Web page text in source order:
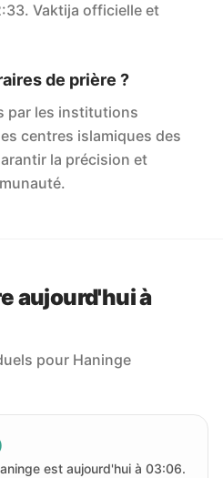
Vaktija officielle et
de prière ?
par les institutions
centres islamiques des
la précision et
aujourd'hui à
pour Haninge
est aujourd'hui à 03:06.